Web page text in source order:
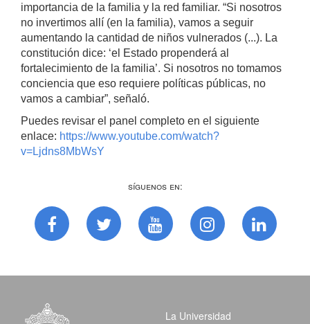
importancia de la familia y la red familiar. “Si nosotros
no invertimos allí (en la familia), vamos a seguir
aumentando la cantidad de niños vulnerados (...). La
constitución dice: ‘el Estado propenderá al
fortalecimiento de la familia’. Si nosotros no tomamos
conciencia que eso requiere políticas públicas, no
vamos a cambiar”, señaló.
Puedes revisar el panel completo en el siguiente
enlace: https://www.youtube.com/watch?
v=Ljdns8MbWsY
Síguenos en:
La Universidad